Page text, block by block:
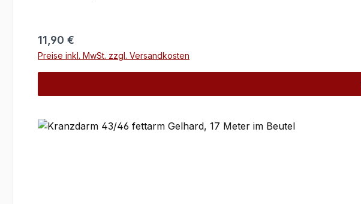
Regulärer Preis:
11,90 €
Preise inkl. MwSt. zzgl. Versandkosten